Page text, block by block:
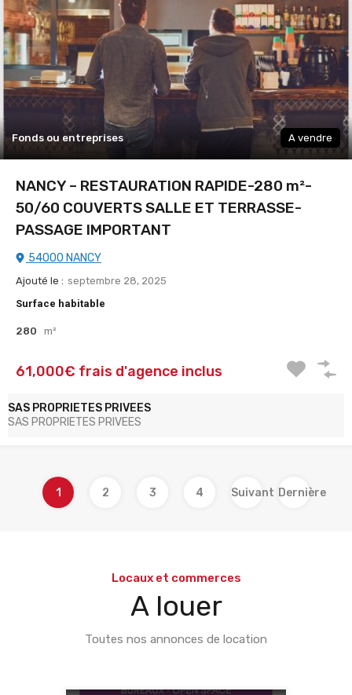
Fonds ou entreprises A vendre
NANCY – RESTAURATION RAPIDE-280 m²-
50/60 COUVERTS SALLE ET TERRASSE-
PASSAGE IMPORTANT
54000 NANCY
Ajouté le : septembre 28, 2025
Surface habitable
280 m²
61,000€ frais d'agence inclus
SAS PROPRIETES PRIVEES
SAS PROPRIETES PRIVEES
1 2 3 4 Suivant Dernière
Locaux et commerces
A louer
Toutes nos annonces de location